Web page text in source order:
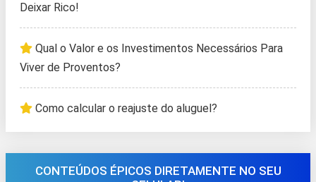
Deixar Rico!
Qual o Valor e os Investimentos Necessários Para
Viver de Proventos?
Como calcular o reajuste do aluguel?
CONTEÚDOS ÉPICOS DIRETAMENTE NO SEU